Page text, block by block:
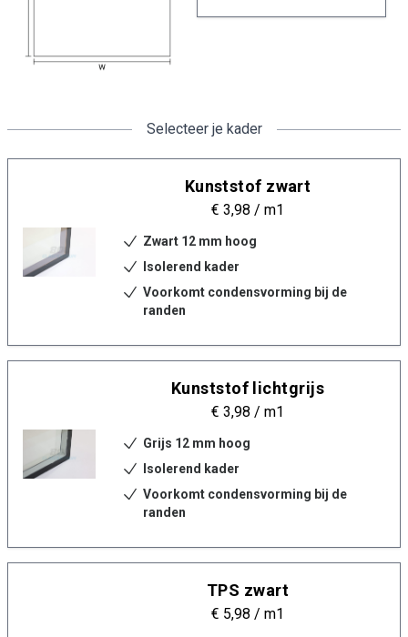
Selecteer je kader
Kunststof zwart
€ 3,98 / m1
Zwart 12 mm hoog
Isolerend kader
Voorkomt condensvorming bij de
randen
Kunststof lichtgrijs
€ 3,98 / m1
Grijs 12 mm hoog
Isolerend kader
Voorkomt condensvorming bij de
randen
TPS zwart
€ 5,98 / m1